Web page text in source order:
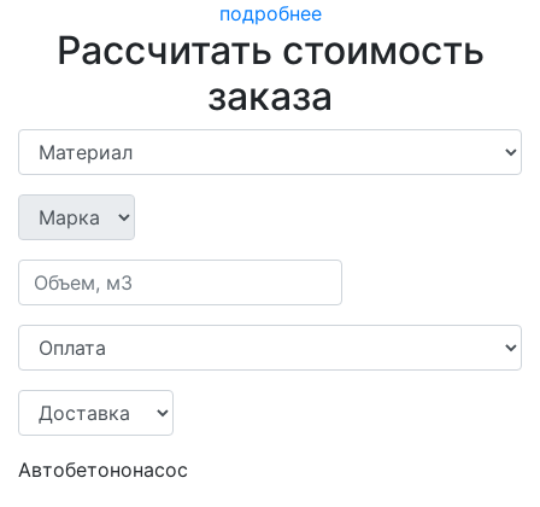
подробнее
Рассчитать стоимость
заказа
Автобетононасос